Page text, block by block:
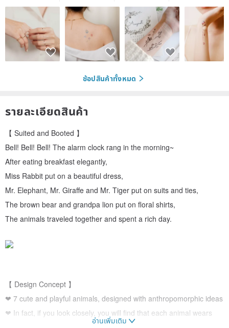
ช้อปสินค้าทั้งหมด
รายละเอียดสินค้า
【 Suited and Booted 】
Bell! Bell! Bell! The alarm clock rang in the morning~
After eating breakfast elegantly,
Miss Rabbit put on a beautiful dress,
Mr. Elephant, Mr. Giraffe and Mr. Tiger put on suits and ties,
The brown bear and grandpa lion put on floral shirts,
The animals traveled together and spent a rich day.
【 Design Concept 】
❤ 7 cute and playful animals, designed with anthropomorphic ideas
❤ In fact, if you look closely, you will find that each animal wears
อ่านเพิ่มเติม